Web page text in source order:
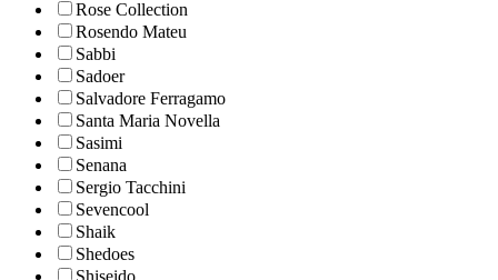
Rose Collection
Rosendo Mateu
Sabbi
Sadoer
Salvadore Ferragamo
Santa Maria Novella
Sasimi
Senana
Sergio Tacchini
Sevencool
Shaik
Shedoes